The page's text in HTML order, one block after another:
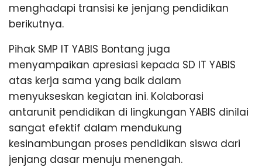
menghadapi transisi ke jenjang pendidikan
berikutnya.
Pihak SMP IT YABIS Bontang juga
menyampaikan apresiasi kepada SD IT YABIS
atas kerja sama yang baik dalam
menyukseskan kegiatan ini. Kolaborasi
antarunit pendidikan di lingkungan YABIS dinilai
sangat efektif dalam mendukung
kesinambungan proses pendidikan siswa dari
jenjang dasar menuju menengah.